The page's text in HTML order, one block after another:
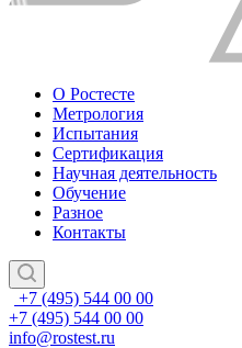
О Ростесте
Метрология
Испытания
Сертификация
Научная деятельность
Обучение
Разное
Контакты
+7 (495) 544 00 00
+7 (495) 544 00 00
info@rostest.ru